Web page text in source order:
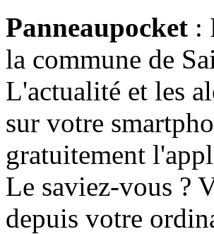
Panneaupocket :
la commune de
L'actualité et les
sur votre
gratuitement
Le saviez-vous ?
depuis votre